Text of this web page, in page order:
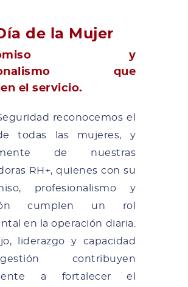
de la Mujer
y
que
el servicio.
reconocemos el
todas las mujeres, y
de nuestras
RH+, quienes con su
profesionalismo y
cumplen un rol
en la operación diaria.
liderazgo y capacidad
contribuyen
a fortalecer el